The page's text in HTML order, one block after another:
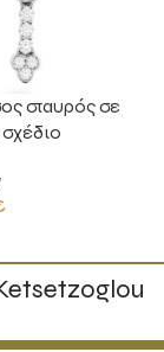
σταυρός σε